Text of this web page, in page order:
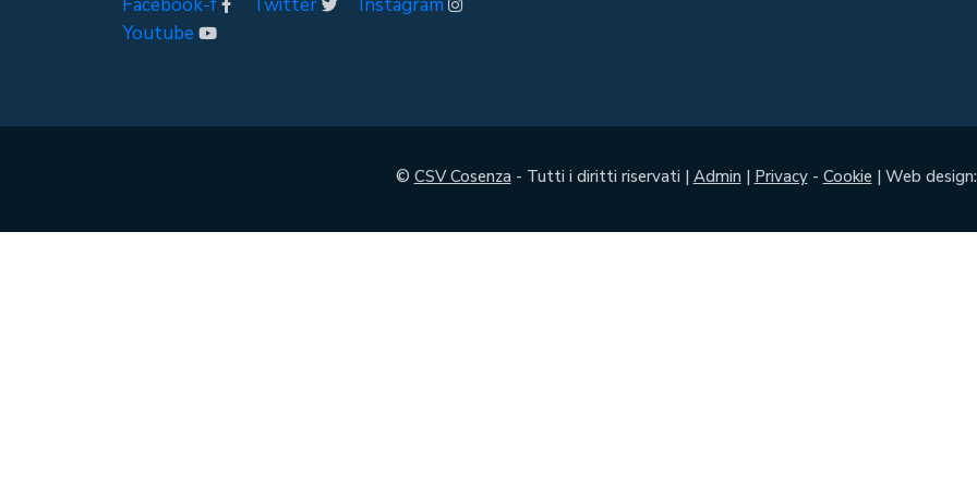
Youtube
© CSV Cosenza - Tutti i diritti riservati | Admin | Privacy- Cookie | Web design: